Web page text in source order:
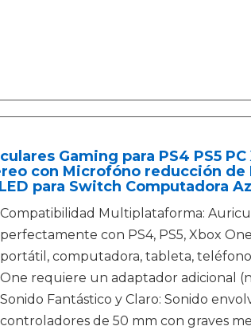
Gaming para PS4 PS5
con Microfóno reducción de
para Switch Computadora
Compatibilidad Multiplataforma:
perfectamente con PS4, PS5, Xbox
portátil, computadora, tableta,
One requiere un adaptador adicional
Sonido Fantástico y Claro: Sonido
controladores de 50 mm con graves